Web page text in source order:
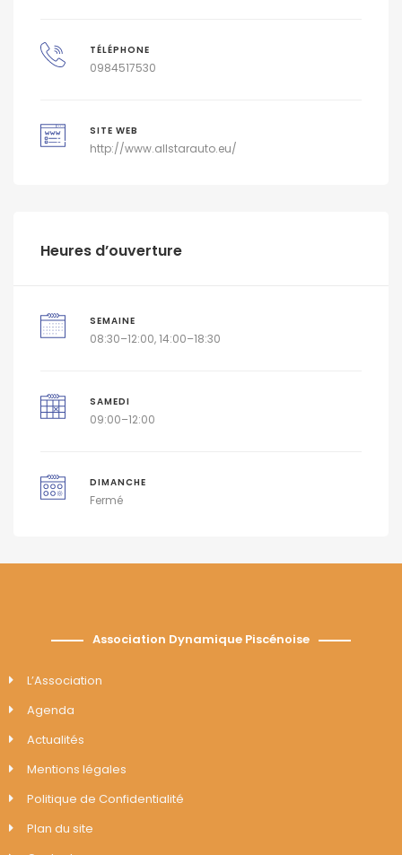
TÉLÉPHONE
0984517530
SITE WEB
http://www.allstarauto.eu/
Heures d’ouverture
SEMAINE
08:30–12:00, 14:00–18:30
SAMEDI
09:00–12:00
DIMANCHE
Fermé
Association Dynamique Piscénoise
L’Association
Agenda
Actualités
Mentions légales
Politique de Confidentialité
Plan du site